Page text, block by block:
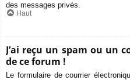
des messages privés.
Haut
J’ai reçu un spam ou un
de ce forum !
Le formulaire de courrier